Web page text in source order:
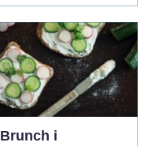
Brunch i